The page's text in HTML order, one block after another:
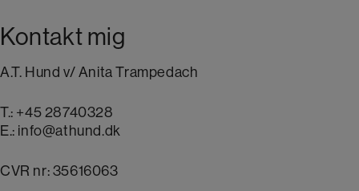
Kontakt mig
A.T. Hund v/ Anita Trampedach
T.: +45 28740328
E.: info@athund.dk
CVR nr: 35616063